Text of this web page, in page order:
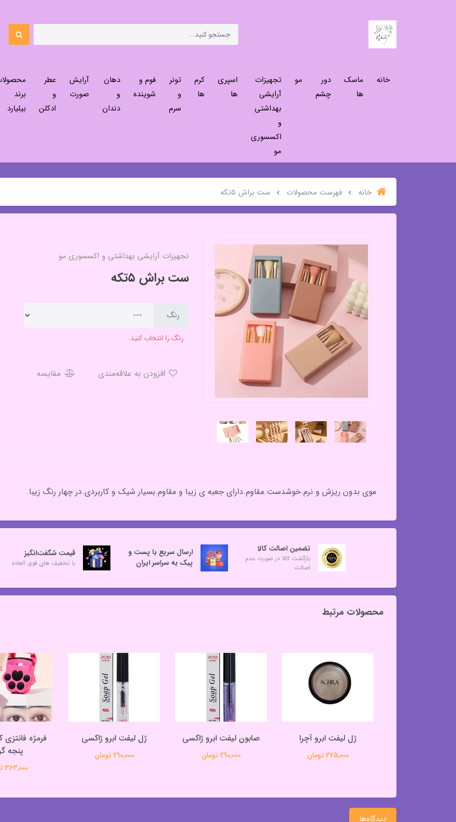
خانه
ماسک
ها
دور
چشم
مو
تجهیزات
آرایشی
بهداشتی
و
اکسسوری
مو
اسپری
ها
کرم
ها
تونر
و
سرم
فوم و
شوینده
دهان
و
دندان
آرایش
صورت
عطر
و
ادکلن
برند
بیلیارد
خانه فهرست محصولات ست براش ۵تکه
تجهیزات آرایشی بهداشتی و اکسسوری مو
ست براش ۵تکه
رنگ
رنگ را انتخاب کنید.
مقایسه
موی بدون ریزش و نرم.خوشدست.مقاوم.دارای جعبه ی زیبا و مقاوم.بسیار شیک و کاربردی.در چهار رنگ زیبا.
تضمین اصالت کالا
بازگشت کالا در صورت عدم
اصالت
ارسال سریع با پست و
پیک به سراسر ایران
قیمت شگفت‌انگیز
با تخفیف های فوق العاده
محصولات مرتبط
ژل لیفت ابرو آچرا
275,000 تومان
صابون لیفت ابرو ژاکسی
290,000 تومان
ژل لیفت ابرو ژاکسی
290,000 تومان
فرمژه
پنجه
363,000 تومان
دیدگاه‌ها